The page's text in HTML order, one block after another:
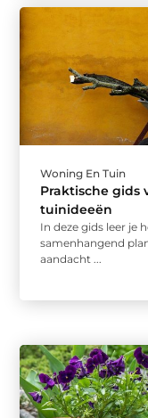
Woning En Tuin
Praktische gids
tuinideeën
In deze gids leer je
samenhangend
aandacht ...